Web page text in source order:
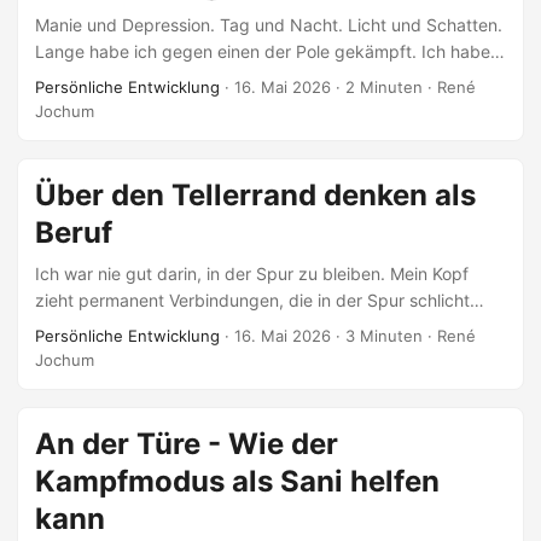
Manie und Depression. Tag und Nacht. Licht und Schatten.
Lange habe ich gegen einen der Pole gekämpft. Ich habe
geglaubt, einer sei mein Feind. Ich habe geglaubt, ich
müsste mich entscheiden. Heute weiß ich es besser. Die
entscheide ich jeden Tag, wie ich mit beiden Polen lebe.
Die eine Wahl: sich an einen Pol verlieren. Sich
identifizieren. Ihn für die ganze Wahrheit halten. Gegen den
anderen kämpfen. ...
Persönliche Entwicklung · 16. Mai 2026 · 2 Minuten · René
Jochum
Über den Tellerrand denken als
Beruf
Ich war nie gut darin, in der Spur zu bleiben. Mein Kopf
zieht permanent Verbindungen, die in der Spur schlicht
nicht vorgesehen sind. Theologie und Geopolitik. Musik und
Spiritualität. Österreichische Enge und globales Denken.
Ich bin in einer konservativen Kultur aufgewachsen.
Österreich hält seine Formen. Das hat seinen Wert —
Kontinuität, Tiefe, Verwurzelung. Aber es kostet auch
etwas: Wer quer denkt, zahlt dafür. Mit Isolation. Mit dem
Persönliche Entwicklung · 16. Mai 2026 · 3 Minuten · René
Jochum
An der Türe - Wie der
Kampfmodus als Sani helfen
kann